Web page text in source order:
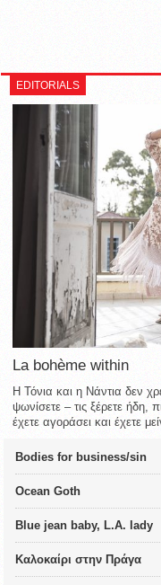
EDITORIALS
La bohème within
Η Τόνια και η Νάντια δεν
ψωνίσετε – τις ξέρετε ήδη,
έχετε αγοράσει και έχετε
Bodies for business/sin
Ocean Goth
Blue jean baby, L.A. lady
Καλοκαίρι στην Πράγα